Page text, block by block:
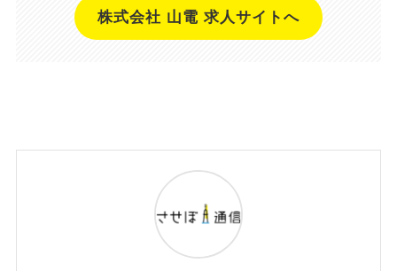
株式会社 山電 求人サイトへ